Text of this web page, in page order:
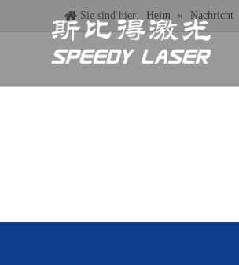
Sie sind hier: Heim » Nachricht